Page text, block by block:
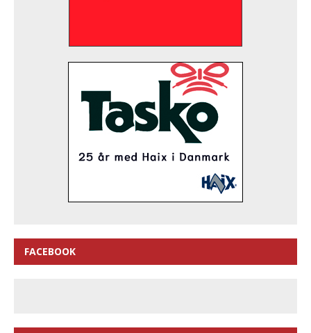
FACEBOOK